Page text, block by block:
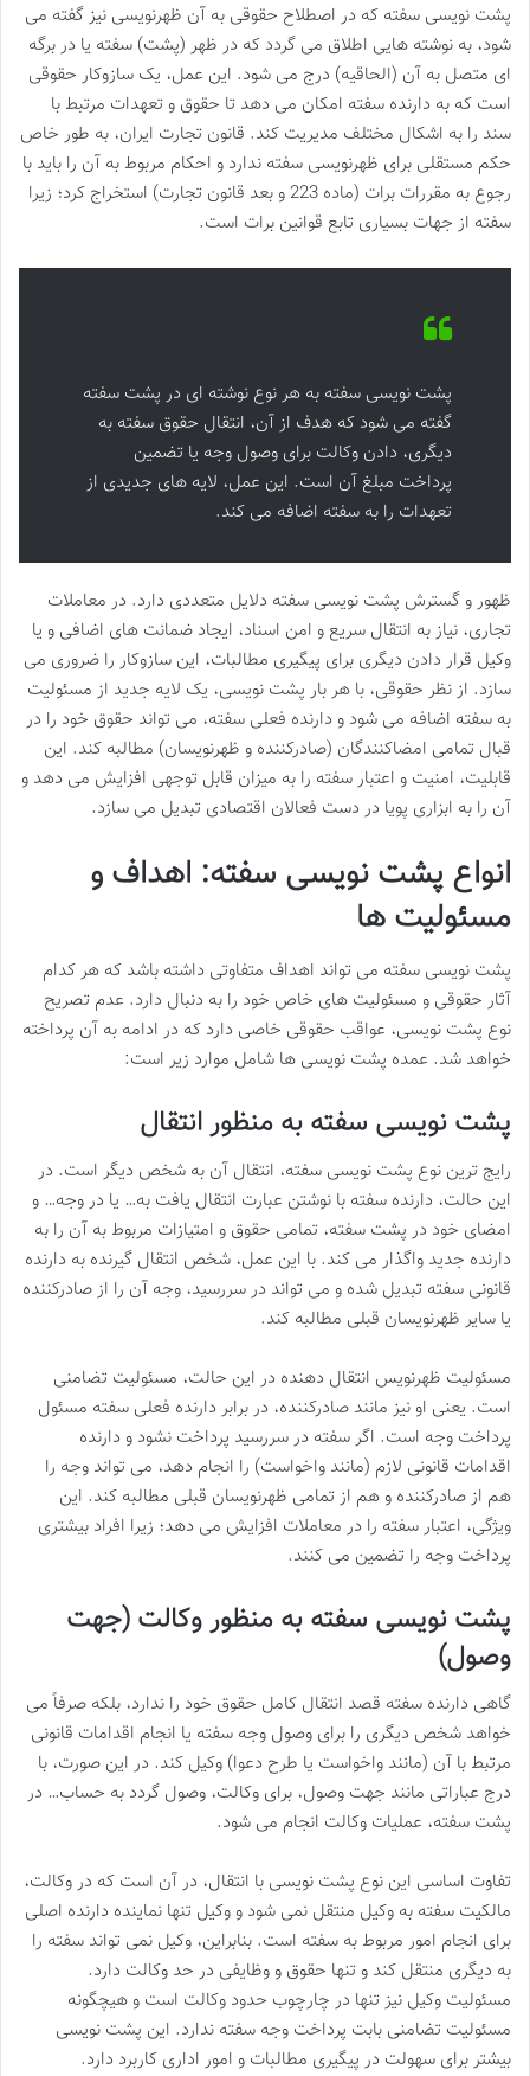
پشت نویسی سفته که در اصطلاح حقوقی به آن ظهرنویسی نیز گفته می
شود، به نوشته هایی اطلاق می گردد که در ظهر (پشت) سفته یا در برگه
ای متصل به آن (الحاقیه) درج می شود. این عمل، یک سازوکار حقوقی
است که به دارنده سفته امکان می دهد تا حقوق و تعهدات مرتبط با
سند را به اشکال مختلف مدیریت کند. قانون تجارت ایران، به طور خاص
حکم مستقلی برای ظهرنویسی سفته ندارد و احکام مربوط به آن را باید با
رجوع به مقررات برات (ماده 223 و بعد قانون تجارت) استخراج کرد؛ زیرا
سفته از جهات بسیاری تابع قوانین برات است.
پشت نویسی سفته به هر نوع نوشته ای در پشت سفته
گفته می شود که هدف از آن، انتقال حقوق سفته به
دیگری، دادن وکالت برای وصول وجه یا تضمین
پرداخت مبلغ آن است. این عمل، لایه های جدیدی از
تعهدات را به سفته اضافه می کند.
ظهور و گسترش پشت نویسی سفته دلایل متعددی دارد. در معاملات
تجاری، نیاز به انتقال سریع و امن اسناد، ایجاد ضمانت های اضافی و یا
وکیل قرار دادن دیگری برای پیگیری مطالبات، این سازوکار را ضروری می
سازد. از نظر حقوقی، با هر بار پشت نویسی، یک لایه جدید از مسئولیت
به سفته اضافه می شود و دارنده فعلی سفته، می تواند حقوق خود را در
قبال تمامی امضاکنندگان (صادرکننده و ظهرنویسان) مطالبه کند. این
قابلیت، امنیت و اعتبار سفته را به میزان قابل توجهی افزایش می دهد و
آن را به ابزاری پویا در دست فعالان اقتصادی تبدیل می سازد.
انواع پشت نویسی سفته: اهداف و
مسئولیت ها
پشت نویسی سفته می تواند اهداف متفاوتی داشته باشد که هر کدام
آثار حقوقی و مسئولیت های خاص خود را به دنبال دارد. عدم تصریح
نوع پشت نویسی، عواقب حقوقی خاصی دارد که در ادامه به آن پرداخته
خواهد شد. عمده پشت نویسی ها شامل موارد زیر است:
پشت نویسی سفته به منظور انتقال
رایج ترین نوع پشت نویسی سفته، انتقال آن به شخص دیگر است. در
این حالت، دارنده سفته با نوشتن عبارت انتقال یافت به… یا در وجه… و
امضای خود در پشت سفته، تمامی حقوق و امتیازات مربوط به آن را به
دارنده جدید واگذار می کند. با این عمل، شخص انتقال گیرنده به دارنده
قانونی سفته تبدیل شده و می تواند در سررسید، وجه آن را از صادرکننده
یا سایر ظهرنویسان قبلی مطالبه کند.
مسئولیت ظهرنویس انتقال دهنده در این حالت، مسئولیت تضامنی
است. یعنی او نیز مانند صادرکننده، در برابر دارنده فعلی سفته مسئول
پرداخت وجه است. اگر سفته در سررسید پرداخت نشود و دارنده
اقدامات قانونی لازم (مانند واخواست) را انجام دهد، می تواند وجه را
هم از صادرکننده و هم از تمامی ظهرنویسان قبلی مطالبه کند. این
ویژگی، اعتبار سفته را در معاملات افزایش می دهد؛ زیرا افراد بیشتری
پرداخت وجه را تضمین می کنند.
پشت نویسی سفته به منظور وکالت (جهت
وصول)
گاهی دارنده سفته قصد انتقال کامل حقوق خود را ندارد، بلکه صرفاً می
خواهد شخص دیگری را برای وصول وجه سفته یا انجام اقدامات قانونی
مرتبط با آن (مانند واخواست یا طرح دعوا) وکیل کند. در این صورت، با
درج عباراتی مانند جهت وصول، برای وکالت، وصول گردد به حساب… در
پشت سفته، عملیات وکالت انجام می شود.
تفاوت اساسی این نوع پشت نویسی با انتقال، در آن است که در وکالت،
مالکیت سفته به وکیل منتقل نمی شود و وکیل تنها نماینده دارنده اصلی
برای انجام امور مربوط به سفته است. بنابراین، وکیل نمی تواند سفته را
به دیگری منتقل کند و تنها حقوق و وظایفی در حد وکالت دارد.
مسئولیت وکیل نیز تنها در چارچوب حدود وکالت است و هیچگونه
مسئولیت تضامنی بابت پرداخت وجه سفته ندارد. این پشت نویسی
بیشتر برای سهولت در پیگیری مطالبات و امور اداری کاربرد دارد.